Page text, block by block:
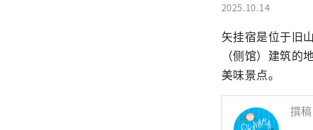
2025.10.14
矢挂宿是位于旧
（侧馆）建筑
美味景点。
撰稿